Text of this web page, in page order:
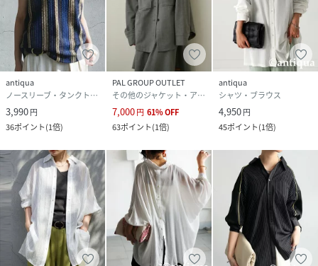
antiqua
ノースリーブ・タンクトップ
3,990円
36ポイント(1倍)
PAL GROUP OUTLET
その他のジャケット・アウター
7,000円 61%OFF
63ポイント(1倍)
antiqua
シャツ・ブラウス
4,950円
45ポイント(1倍)